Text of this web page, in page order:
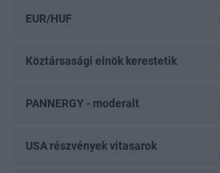
EUR/HUF
Köztársasági elnök kerestetik
PANNERGY - moderalt
USA részvények vitasarok